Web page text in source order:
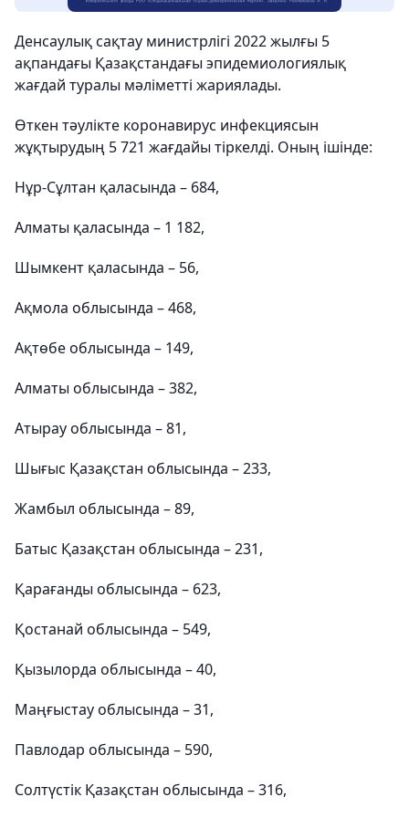
Денсаулық сақтау министрлігі 2022 жылғы 5
ақпандағы Қазақстандағы эпидемиологиялық
жағдай туралы мәліметті жариялады.
Өткен тәулікте коронавирус инфекциясын
жұқтырудың 5 721 жағдайы тіркелді. Оның ішінде:
Нұр-Сұлтан қаласында – 684,
Алматы қаласында – 1 182,
Шымкент қаласында – 56,
Ақмола облысында – 468,
Ақтөбе облысында – 149,
Алматы облысында – 382,
Атырау облысында – 81,
Шығыс Қазақстан облысында – 233,
Жамбыл облысында – 89,
Батыс Қазақстан облысында – 231,
Қарағанды облысында – 623,
Қостанай облысында – 549,
Қызылорда облысында – 40,
Маңғыстау облысында – 31,
Павлодар облысында – 590,
Солтүстік Қазақстан облысында – 316,